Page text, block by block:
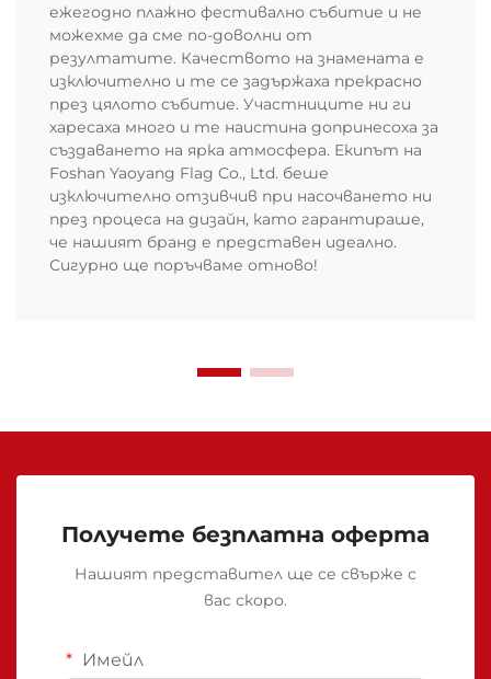
ежегодно плажно фестивално събитие и не
можехме да сме по-доволни от
резултатите. Качеството на знамената е
изключително и те се задържаха прекрасно
през цялото събитие. Участниците ни ги
харесаха много и те наистина допринесоха за
създаването на ярка атмосфера. Екипът на
Foshan Yaoyang Flag Co., Ltd. беше
изключително отзивчив при насочването ни
през процеса на дизайн, като гарантираше,
че нашият бранд е представен идеално.
Сигурно ще поръчваме отново!
Получете безплатна оферта
Нашият представител ще се свърже с
вас скоро.
Имейл